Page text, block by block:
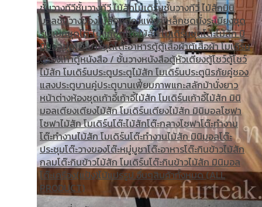
ชั้นวางทีวีชั้นวางทีวี ไม้สักโมเดิร์นชั้นวางทีวี ไม้สักมินิ
มอลชั้นวางของไม้สักชุดกาแฟขาเหล็กชุดนั่งระเบียงชุด
รับแขกชุดโต๊ะไม้แท้ชุดโต๊ะไม้สัก โมเดิร์นชุดโต๊ะไม้สัก มิ
นิมอลชุดโต๊ะบาร์ชุดโต๊ะอาหารตู้ตู้เสื้อผ้าตู้เสื้อผ้า โมเดิร์น
ตู้รองเท้าตู้หนังสือ / ชั้นวางหนังสือตู้หัวเตียงตู้โชว์ตู้โชว์
ไม้สัก โมเดิร์นประตูประตูไม้สัก โมเดิร์นประตูนิรภัยคู่ชอง
แสงประตูบานคู่ประตูบานเฟี้ยมภาพแกะสลักม้านั่งยาว
หน้าต่างห้องชุดเก้าอี้เก้าอี้ไม้สัก โมเดิร์นเก้าอี้ไม้สัก มินิ
มอลเตียงเตียงไม้สัก โมเดิร์นเตียงไม้สัก มินิมอลโซฟา
โซฟาไม้สัก โมเดิร์นโต๊ะไม้สักโต๊ะกลางโซฟาโต๊ะทำงาน
โต๊ะทํางานไม้สัก โมเดิร์นโต๊ะทำงานไม้สัก มินิมอลโต๊ะ
ประชุมโต๊ะวางของโต๊ะหมู่บูชาโต๊ะอาหารโต๊ะกินข้าวไม้สัก
กลมโต๊ะกินข้าวไม้สัก โมเดิร์นโต๊ะกินข้าวไม้สัก มินิมอล
โต๊ะเครื่อง(แป้ง)ไม้แปรรูป อื่นๆสินค้าทั้งหมด (ALL
PRODUCT)